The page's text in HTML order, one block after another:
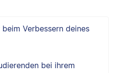
Verbessern deines
bei ihrem